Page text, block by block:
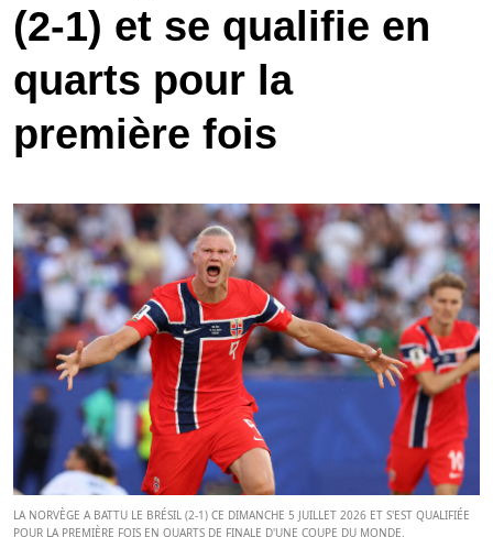
(2-1) et se qualifie en
quarts pour la
première fois
LA NORVÈGE A BATTU LE BRÉSIL (2-1) CE DIMANCHE 5 JUILLET 2026 ET S'EST QUALIFIÉE
POUR LA PREMIÈRE FOIS EN QUARTS DE FINALE D'UNE COUPE DU MONDE.